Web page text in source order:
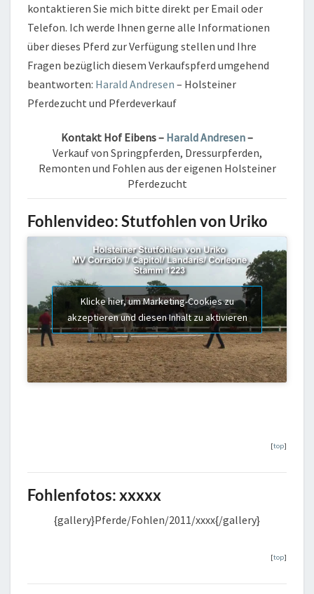
kontaktieren Sie mich bitte direkt per Email oder
Telefon. Ich werde Ihnen gerne alle Informationen
über dieses Pferd zur Verfügung stellen und Ihre
Fragen bezüglich diesem Verkaufspferd umgehend
beantworten: Harald Andresen – Holsteiner
Pferdezucht und Pferdeverkauf
Kontakt Hof Eibens – Harald Andresen–
Verkauf von Springpferden, Dressurpferden,
Remonten und Fohlen aus der eigenen Holsteiner
Pferdezucht
Fohlenvideo:Stutfohlen von Uriko
Klicke hier, um Marketing-Cookies zu
akzeptieren und diesen Inhalt zu aktivieren
[top]
Fohlenfotos: xxxxx
{gallery}Pferde/Fohlen/2011/xxxx{/gallery}
[top]